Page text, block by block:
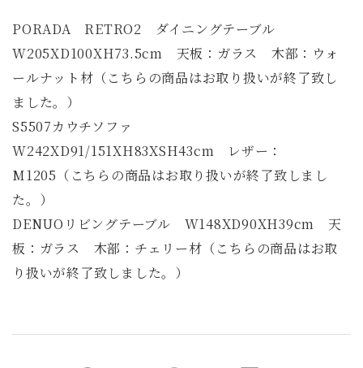
PORADA RETRO2 ダイニングテーブル
W205XD100XH73.5cm 天板：ガラス 木部：ウォ
ールナット材（こちらの商品はお取り扱いが終了致し
ました。）
S5507カウチソファ
W242XD91/151XH83XSH43cm レザー：
M1205（こちらの商品はお取り扱いが終了致しまし
た。）
DENUOリビングテーブル W148XD90XH39cm 天
板：ガラス 木部：チェリー材（こちらの商品はお取
り扱いが終了致しました。）